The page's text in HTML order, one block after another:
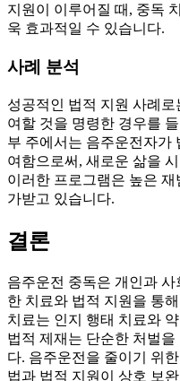
지원이 이루어질 때, 중독
욱 효과적일 수 있습니다.
사례 분석
성공적인 법적 지원 사례
여할 것을 명령한 경우를
부 주에서는 음주운전자가
여함으로써, 새로운 삶을
이러한 프로그램은 높은
가받고 있습니다.
결론
음주운전 중독은 개인과
한 치료와 법적 지원을 통
치료는 인지 행태 치료와
법적 제재는 단순한 처벌
다. 음주운전을 줄이기 위
법과 법적 지원이 상호 보